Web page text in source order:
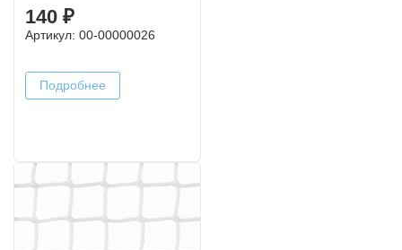
140 ₽
Артикул: 00-00000026
Подробнее